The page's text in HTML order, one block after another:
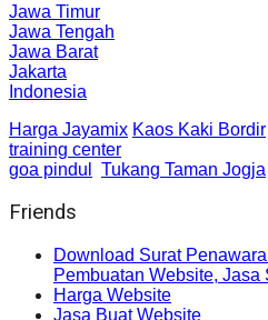
Jawa Timur
Jawa Tengah
Jawa Barat
Jakarta
Indonesia
Harga Jayamix Kaos Kaki Bordir
training center
goa pindul
Tukang Taman Jogja
Friends
Download Surat
Pembuatan Website, Jasa
Harga Website
Jasa Buat Website